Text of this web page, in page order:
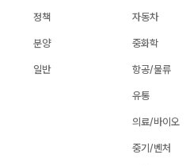
정책
분양
일반
자동차
중화학
항공/물류
유통
의료/바이오
중기/벤처